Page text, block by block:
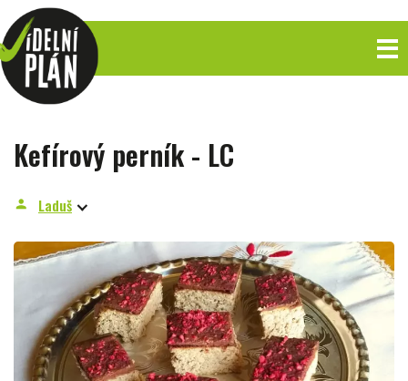
Kefírový perník - LC
person Laduš